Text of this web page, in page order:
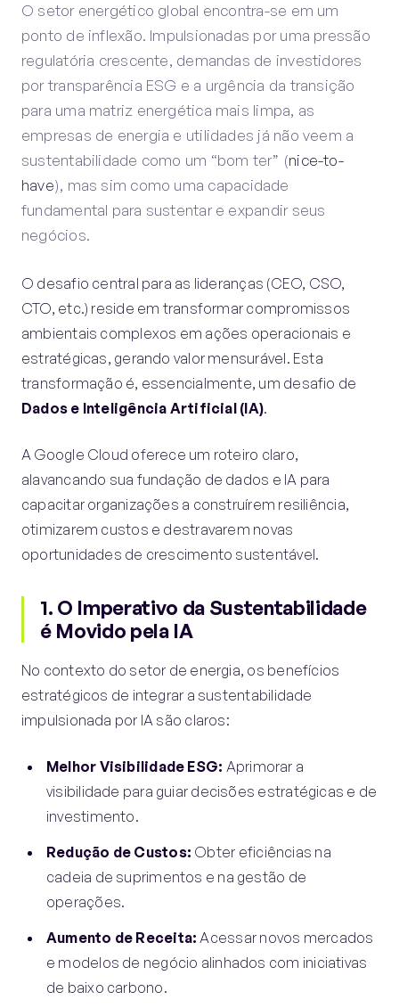
O setor energético global encontra-se em um
ponto de inflexão. Impulsionadas por uma pressão
regulatória crescente, demandas de investidores
por transparência ESG e a urgência da transição
para uma matriz energética mais limpa, as
empresas de energia e utilidades já não veem a
sustentabilidade como um “bom ter” (nice-to-
have), mas sim como uma capacidade
fundamental para sustentar e expandir seus
negócios.
O desafio central para as lideranças (CEO, CSO,
CTO, etc.) reside em transformar compromissos
ambientais complexos em ações operacionais e
estratégicas, gerando valor mensurável. Esta
transformação é, essencialmente, um desafio de
Dados e Inteligência Artificial (IA).
A Google Cloud oferece um roteiro claro,
alavancando sua fundação de dados e IA para
capacitar organizações a construírem resiliência,
otimizarem custos e destravarem novas
oportunidades de crescimento sustentável.
1. O Imperativo da Sustentabilidade
é Movido pela IA
No contexto do setor de energia, os benefícios
estratégicos de integrar a sustentabilidade
impulsionada por IA são claros:
Melhor Visibilidade ESG: Aprimorar a
visibilidade para guiar decisões estratégicas e de
investimento.
Redução de Custos: Obter eficiências na
cadeia de suprimentos e na gestão de
operações.
Aumento de Receita: Acessar novos mercados
e modelos de negócio alinhados com iniciativas
de baixo carbono.